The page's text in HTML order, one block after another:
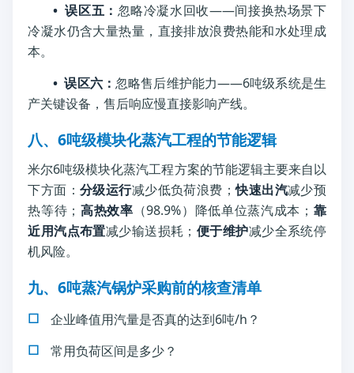
• 误区五： 忽略冷凝水回收——间接换热场景下
冷凝水仍含大量热量，直接排放浪费热能和水处理成
本。
• 误区六： 忽略售后维护能力——6吨级系统是生
产关键设备，售后响应慢直接影响产线。
八、6吨级模块化蒸汽工程的节能逻辑
米尔6吨级模块化蒸汽工程方案的节能逻辑主要来自以
下方面： 分级运行减少低负荷浪费；快速出汽减少预
热等待； 高热效率 （98.9%）降低单位蒸汽成本； 靠
近用汽点布置减少输送损耗； 便于维护减少全系统停
机风险。
九、6吨蒸汽锅炉采购前的核查清单
企业峰值用汽量是否真的达到6吨/h？
常用负荷区间是多少？